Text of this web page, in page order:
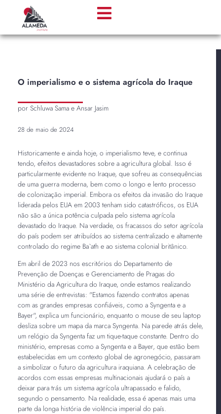
O imperialismo e o sistema agrícola do Iraque
por Schluwa Sama e Ansar Jasim
28 de maio de 2024
Historicamente e ainda hoje, o imperialismo teve, e continua
tendo, efeitos devastadores sobre a agricultura global. Isso é
particularmente evidente no Iraque, que sofreu as consequências
de uma guerra moderna, bem como o longo e lento processo
de colonização imperial. Embora os efeitos da invasão do Iraque
liderada pelos EUA em 2003 tenham sido catastróficos, os EUA
não são a única potência culpada pelo sistema agrícola
devastado do Iraque. Na verdade, os fracassos do setor agrícola
do país podem ser atribuídos ao sistema centralizado e altamente
controlado do regime Ba`ath e ao sistema colonial britânico.
Em abril de 2023 nos escritórios do Departamento de
Prevenção de Doenças e Gerenciamento de Pragas do
Ministério da Agricultura do Iraque, onde estamos realizando
uma série de entrevistas: "Estamos fazendo contratos apenas
com as grandes empresas confiáveis, como a Syngenta e a
Bayer", explica um funcionário, enquanto o mouse de seu laptop
desliza sobre um mapa da marca Syngenta. Na parede atrás dele,
um relógio da Syngenta faz um tique-taque constante. Dentro do
ministério, empresas como a Syngenta e a Bayer, que estão bem
estabelecidas em um contexto global de agronegócio, passaram
a simbolizar o futuro da agricultura iraquiana. A celebração de
acordos com essas empresas multinacionais ajudará o país a
deixar para trás um sistema agrícola ultrapassado e falido,
segundo o pensamento. Na realidade, essa é apenas mais uma
parte da longa história de violência imperial do país.